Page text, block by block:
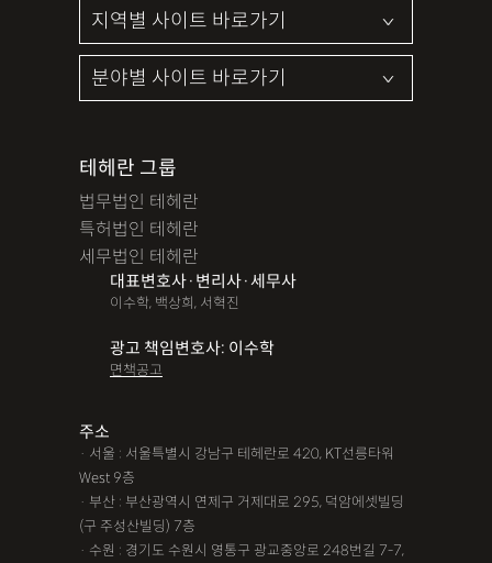
테헤란 그룹
법무법인 테헤란
특허법인 테헤란
세무법인 테헤란
대표변호사·변리사·세무사
이수학, 백상희, 서혁진
광고 책임변호사: 이수학
면책공고
주소
· 서울 : 서울특별시 강남구 테헤란로 420, KT선릉타워
West 9층
· 부산 : 부산광역시 연제구 거제대로 295, 덕암에셋빌딩
(구 주성산빌딩) 7층
· 수원 : 경기도 수원시 영통구 광교중앙로 248번길 7-7,